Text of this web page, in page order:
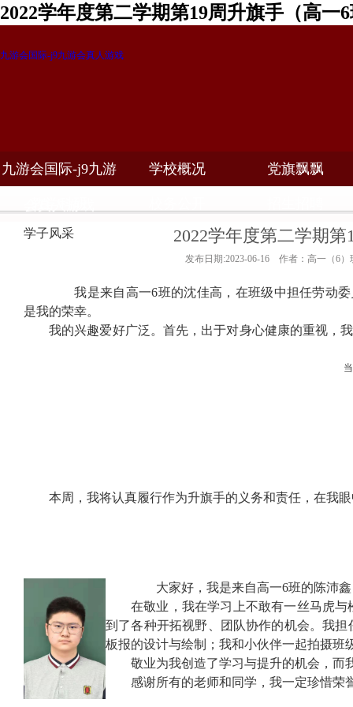
2022学年度第二学期第19周升旗手（高一
九游会国际-j9九游会真人游戏
九游会国际-j9九游 学校概况 党旗飘飘
学子风采 2022学年度第二学期
发布日期:2023-06-16 作者：高一（6）
我是来自高一6班的沈佳高，在班级中担任劳动
是我的荣幸。
我的兴趣爱好广泛。首先，出于对身心健康的重视，
本周，我将认真履行作为升旗手的义务和责任，在我
大家好，我是来自高一6班的陈沛
在敬业，我在学习上不敢有一丝马虎
到了各种开拓视野、团队协作的机会。我
板报的设计与绘制；我和小伙伴一起拍摄班
敬业为我创造了学习与提升的机会，而
感谢所有的老师和同学，我一定珍惜荣